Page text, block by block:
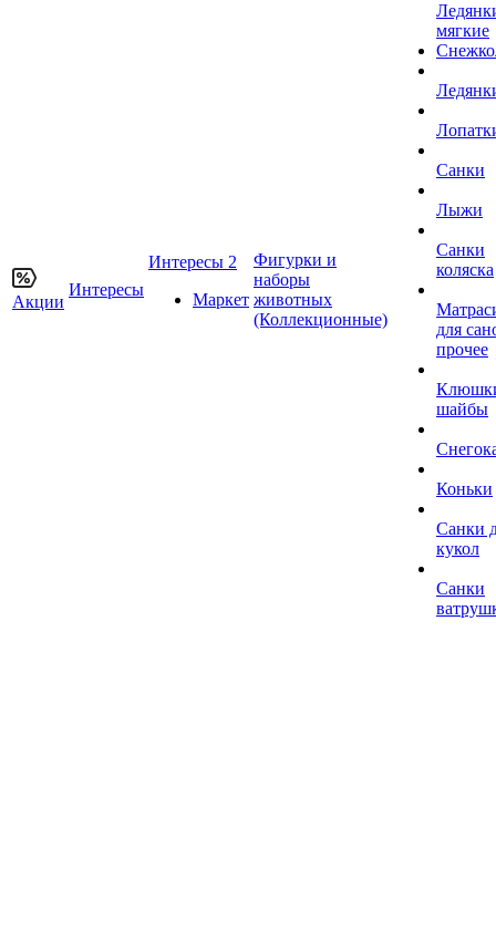
Акции
Интересы
Интересы 2
Маркет
Фигурки и
наборы
животных
(Коллекционные)
мягкие
Санки
Лыжи
Санки
коляска
для
прочее
шайбы
Коньки
Санки
кукол
Санки